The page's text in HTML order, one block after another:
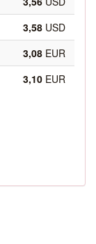
3,58 USD
3,08 EUR
3,10 EUR